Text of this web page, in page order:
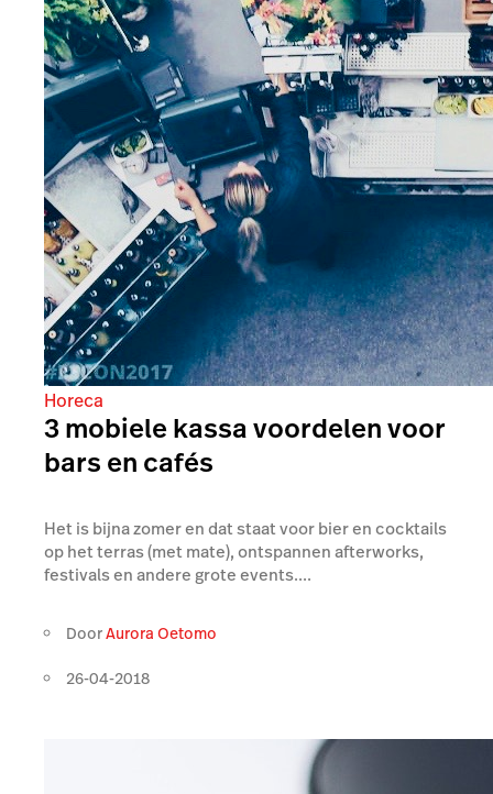
Horeca
3 mobiele kassa voordelen voor
bars en cafés
Het is bijna zomer en dat staat voor bier en cocktails
op het terras (met mate), ontspannen afterworks,
festivals en andere grote events....
DoorAurora Oetomo
26-04-2018